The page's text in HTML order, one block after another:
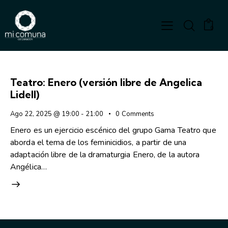
0
Teatro: Enero (versión libre de Angelica
Lidell)
Ago 22, 2025 @ 19:00 - 21:00 0 Comments
Enero es un ejercicio escénico del grupo Gama Teatro que
aborda el tema de los feminicidios, a partir de una
adaptación libre de la dramaturgia Enero, de la autora
Angélica…